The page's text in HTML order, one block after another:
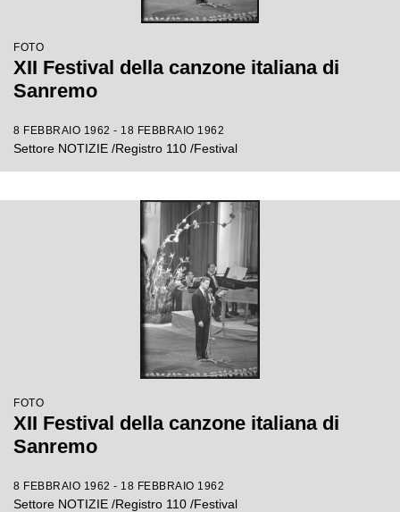
FOTO
XII Festival della canzone italiana di
Sanremo
8 FEBBRAIO 1962 - 18 FEBBRAIO 1962
Settore NOTIZIE /Registro 110 /Festival
FOTO
XII Festival della canzone italiana di
Sanremo
8 FEBBRAIO 1962 - 18 FEBBRAIO 1962
Settore NOTIZIE /Registro 110 /Festival